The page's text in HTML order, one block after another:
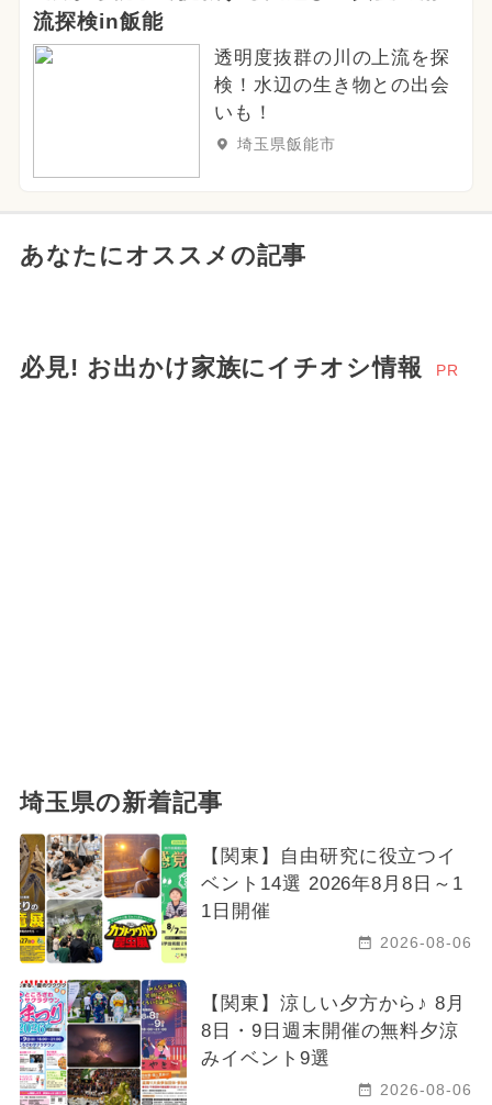
流探検in飯能
透明度抜群の川の上流を探
検！水辺の生き物との出会
いも！
埼玉県飯能市
あなたにオススメの記事
必見! お出かけ家族にイチオシ情報 PR
埼玉県の新着記事
【関東】自由研究に役立つイ
ベント14選 2026年8月8日～1
1日開催
2026-08-06
【関東】涼しい夕方から♪ 8月
8日・9日週末開催の無料夕涼
みイベント9選
2026-08-06